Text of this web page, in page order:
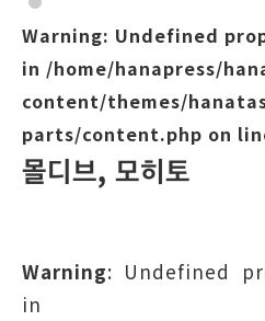
Warning: Undefined
in /home/hanapress/
content/themes/
parts/content.php on
몰디브, 모히토
Warning: Undefined
in